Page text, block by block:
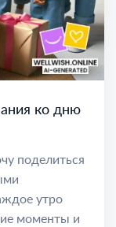
ко дню
поделиться
утро
моменты и